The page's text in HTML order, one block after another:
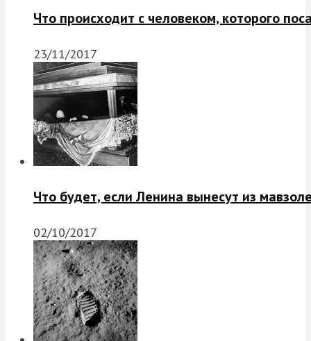
Что происходит с человеком, которого
23/11/2017
Что будет, если Ленина вынесут из
02/10/2017